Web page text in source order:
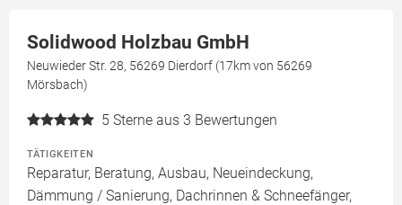
Solidwood Holzbau GmbH
Neuwieder Str. 28, 56269 Dierdorf (17km von 56269
Mörsbach)
5 Sterne aus 3 Bewertungen
TÄTIGKEITEN
Reparatur, Beratung, Ausbau, Neueindeckung,
Dämmung / Sanierung, Dachrinnen & Schneefänger,